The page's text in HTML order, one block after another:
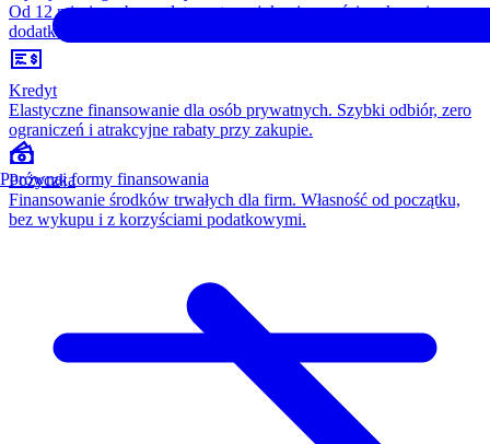
Od 12 miesięcy, bez opłaty wstępnej, konieczności wykupu i
dodatkowych kosztów. Wszystko w cenie raty.
Kredyt
Elastyczne finansowanie dla osób prywatnych. Szybki odbiór, zero
ograniczeń i atrakcyjne rabaty przy zakupie.
Pożyczka
Finansowanie środków trwałych dla firm. Własność od początku,
bez wykupu i z korzyściami podatkowymi.
Porównaj formy finansowania